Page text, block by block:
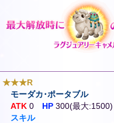
★★★R
モーダカ･ポータブル
ATK 0 HP 300(最大:1500)
スキル